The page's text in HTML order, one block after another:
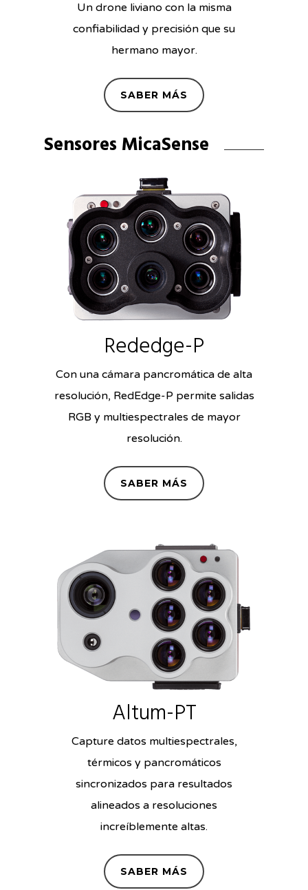
Un drone liviano con la misma
confiabilidad y precisión que su
hermano mayor.
SABER MÁS
Sensores MicaSense
Rededge-P
Con una cámara pancromática de alta
resolución, RedEdge-P permite salidas
RGB y multiespectrales de mayor
resolución.
SABER MÁS
Altum-PT
Capture datos multiespectrales,
térmicos y pancromáticos
sincronizados para resultados
alineados a resoluciones
increíblemente altas.
SABER MÁS